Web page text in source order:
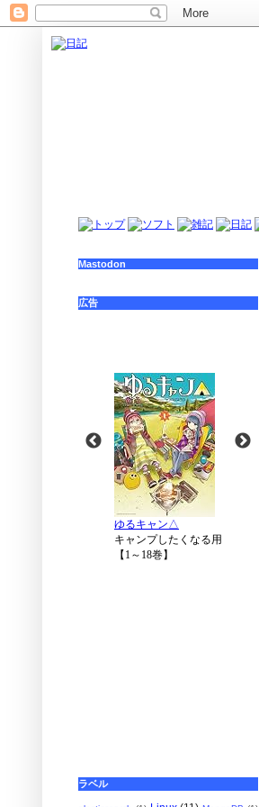
Mastodon
広告
ラベル